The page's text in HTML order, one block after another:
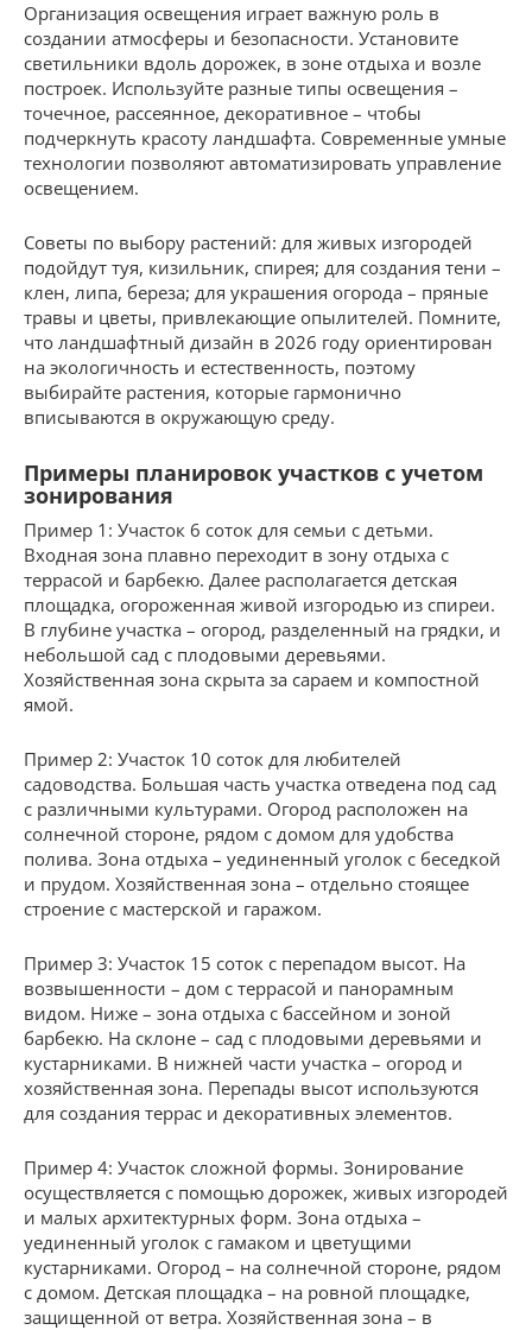
Организация освещения играет важную роль в
создании атмосферы и безопасности. Установите
светильники вдоль дорожек, в зоне отдыха и возле
построек. Используйте разные типы освещения –
точечное, рассеянное, декоративное – чтобы
подчеркнуть красоту ландшафта. Современные умные
технологии позволяют автоматизировать управление
освещением.
Советы по выбору растений: для живых изгородей
подойдут туя, кизильник, спирея; для создания тени –
клен, липа, береза; для украшения огорода – пряные
травы и цветы, привлекающие опылителей. Помните,
что ландшафтный дизайн в 2026 году ориентирован
на экологичность и естественность, поэтому
выбирайте растения, которые гармонично
вписываются в окружающую среду.
Примеры планировок участков с учетом
зонирования
Пример 1: Участок 6 соток для семьи с детьми.
Входная зона плавно переходит в зону отдыха с
террасой и барбекю. Далее располагается детская
площадка, огороженная живой изгородью из спиреи.
В глубине участка – огород, разделенный на грядки, и
небольшой сад с плодовыми деревьями.
Хозяйственная зона скрыта за сараем и компостной
ямой.
Пример 2: Участок 10 соток для любителей
садоводства. Большая часть участка отведена под сад
с различными культурами. Огород расположен на
солнечной стороне, рядом с домом для удобства
полива. Зона отдыха – уединенный уголок с беседкой
и прудом. Хозяйственная зона – отдельно стоящее
строение с мастерской и гаражом.
Пример 3: Участок 15 соток с перепадом высот. На
возвышенности – дом с террасой и панорамным
видом. Ниже – зона отдыха с бассейном и зоной
барбекю. На склоне – сад с плодовыми деревьями и
кустарниками. В нижней части участка – огород и
хозяйственная зона. Перепады высот используются
для создания террас и декоративных элементов.
Пример 4: Участок сложной формы. Зонирование
осуществляется с помощью дорожек, живых изгородей
и малых архитектурных форм. Зона отдыха –
уединенный уголок с гамаком и цветущими
кустарниками. Огород – на солнечной стороне, рядом
с домом. Детская площадка – на ровной площадке,
защищенной от ветра. Хозяйственная зона – в